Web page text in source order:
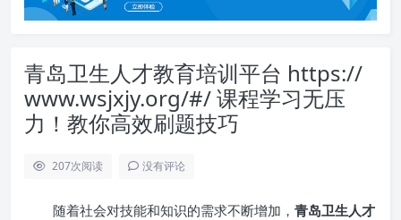
青岛卫生人才教育培训平台 https://
www.wsjxjy.org/#/ 课程学习无压
力！教你高效刷题技巧
207次阅读 没有评论
随着社会对技能和知识的需求不断增加， 青岛卫生人才